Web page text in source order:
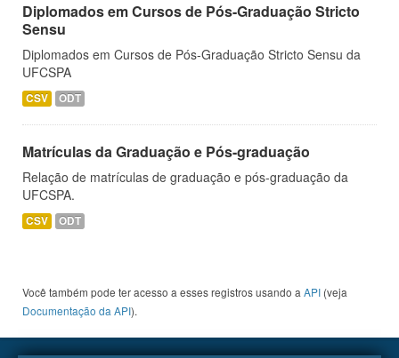
Diplomados em Cursos de Pós-Graduação Stricto
Sensu
Diplomados em Cursos de Pós-Graduação Stricto Sensu da
UFCSPA
CSV ODT
Matrículas da Graduação e Pós-graduação
Relação de matrículas de graduação e pós-graduação da
UFCSPA.
CSV ODT
Você também pode ter acesso a esses registros usando a API (veja
Documentação da API).